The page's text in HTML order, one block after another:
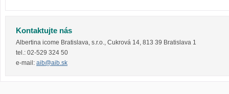
Kontaktujte nás
Albertina icome Bratislava, s.r.o., Cukrová 14, 813 39 Bratislava 1
tel.: 02-529 324 50
e-mail: aib@aib.sk